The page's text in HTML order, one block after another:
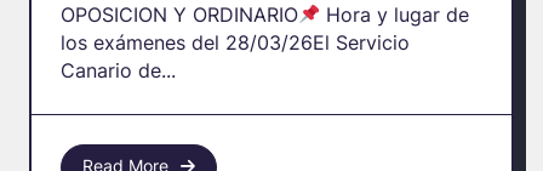
OPOSICION Y ORDINARIO
Hora y lugar de
los exámenes del 28/03/26El Servicio
Canario de...
Read More